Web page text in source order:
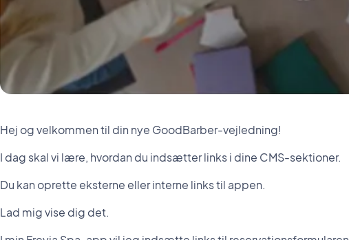
Hej og velkommen til din nye GoodBarber-vejledning!
I dag skal vi lære, hvordan du indsætter links i dine CMS-sektioner.
Du kan oprette eksterne eller interne links til appen.
Lad mig vise dig det.